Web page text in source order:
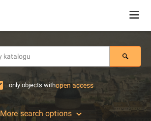
only objects withopen access
More search options